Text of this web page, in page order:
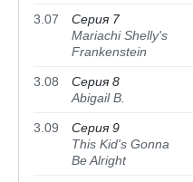
3.07
Серия 7
Mariachi Shelly's
Frankenstein
3.08
Серия 8
Abigail B.
3.09
Серия 9
This Kid's Gonna
Be Alright